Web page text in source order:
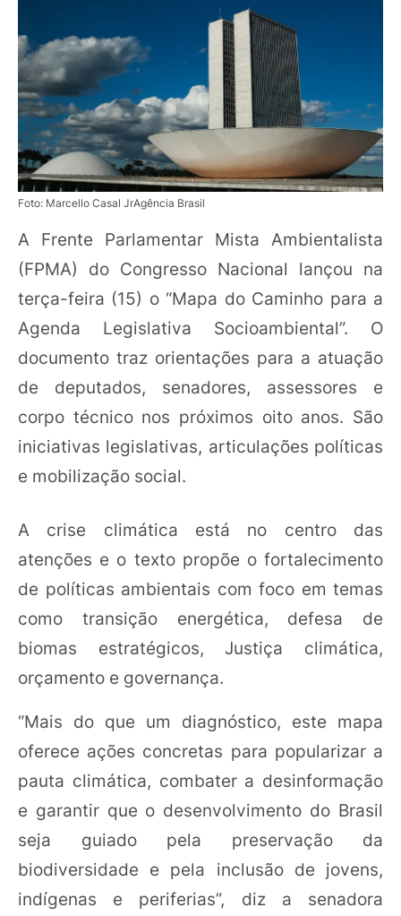
Foto: Marcello Casal JrAgência Brasil
A Frente Parlamentar Mista Ambientalista
(FPMA) do Congresso Nacional lançou na
terça-feira (15) o “Mapa do Caminho para a
Agenda Legislativa Socioambiental”. O
documento traz orientações para a atuação
de deputados, senadores, assessores e
corpo técnico nos próximos oito anos. São
iniciativas legislativas, articulações políticas
e mobilização social.
A crise climática está no centro das
atenções e o texto propõe o fortalecimento
de políticas ambientais com foco em temas
como transição energética, defesa de
biomas estratégicos, Justiça climática,
orçamento e governança.
“Mais do que um diagnóstico, este mapa
oferece ações concretas para popularizar a
pauta climática, combater a desinformação
e garantir que o desenvolvimento do Brasil
seja guiado pela preservação da
biodiversidade e pela inclusão de jovens,
indígenas e periferias”, diz a senadora